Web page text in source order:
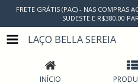
FRETE GRÁTIS (PAC) - NAS COMPRAS
SUDESTE E R$380,00
LAÇO BELLA SEREIA
INÍCIO